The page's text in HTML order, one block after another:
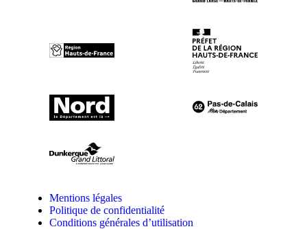
Mentions légales
Politique de confidentialité
Conditions générales d’utilisation